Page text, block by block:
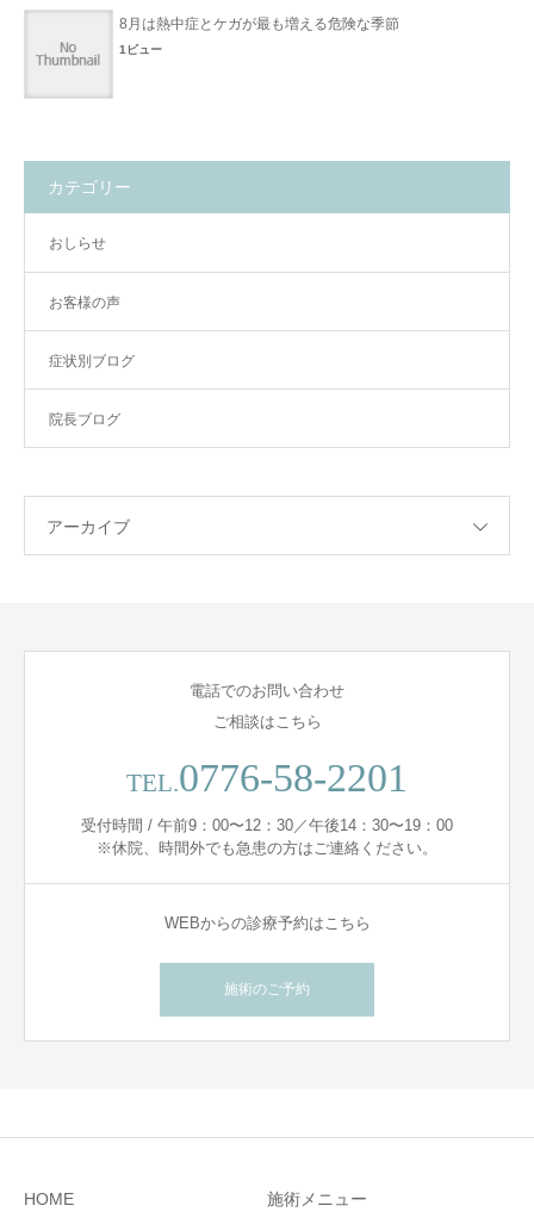
8月は熱中症とケガが最も増える危険な季節
1ビュー
カテゴリー
おしらせ
お客様の声
症状別ブログ
院長ブログ
アーカイブ
電話でのお問い合わせ
ご相談はこちら
TEL.0776-58-2201
受付時間 / 午前9：00〜12：30／午後14：30〜19：00
※休院、時間外でも急患の方はご連絡ください。
WEBからの診療予約はこちら
施術のご予約
HOME 施術メニュー